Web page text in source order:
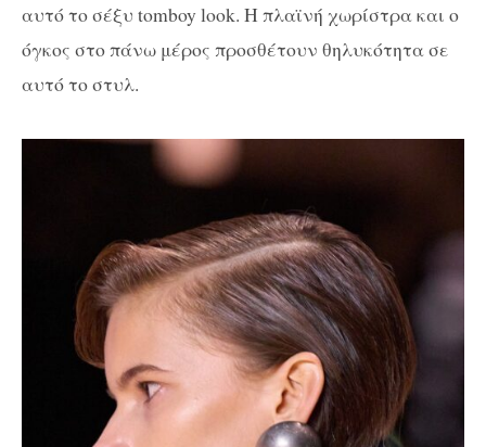
αυτό το σέξυ tomboy look. Η πλαϊνή χωρίστρα και ο
όγκος στο πάνω μέρος προσθέτουν θηλυκότητα σε
αυτό το στυλ.